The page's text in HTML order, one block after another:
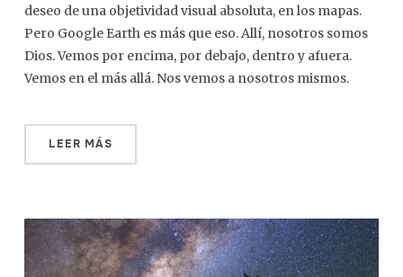
deseo de una objetividad visual absoluta, en los mapas.
Pero Google Earth es más que eso. Allí, nosotros somos
Dios. Vemos por encima, por debajo, dentro y afuera.
Vemos en el más allá. Nos vemos a nosotros mismos.
LEER MÁS